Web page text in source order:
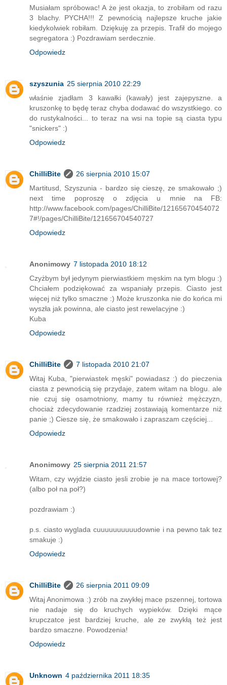
Musiałam spróbowac! A że jest okazja, to zrobiłam od razu
3 blachy. PYCHA!!! Z pewnością najlepsze kruche jakie
kiedykolwiek robiłam. Dziękuję za przepis. Trafił do mojego
segregatora :) Pozdrawiam serdecznie.
Odpowiedz
szyszunia 25 sierpnia 2010 22:29
właśnie zjadłam 3 kawałki (kawały) jest zajepyszne. a
kruszonkę to będę teraz chyba dodawać do wszystkiego. co
do rustykalności... to teraz na wsi na topie są ciasta typu
"snickers" :)
Odpowiedz
ChilliBite
26 sierpnia 2010 15:07
Martitusd, Szyszunia - bardzo się cieszę, ze smakowało ;)
next time poproszę o zdjęcia u mnie na FB:
http://www.facebook.com/pages/ChilliBite/12165670454072
7#!/pages/ChilliBite/121656704540727
Odpowiedz
Anonimowy 7 listopada 2010 18:12
Czyżbym był jedynym pierwiastkiem męskim na tym blogu :)
Chciałem podziękować za wspaniały przepis. Ciasto jest
więcej niż tylko smaczne :) Może kruszonka nie do końca mi
wyszła jak powinna, ale ciasto jest rewelacyjne :)
Kuba
Odpowiedz
ChilliBite
7 listopada 2010 21:07
Witaj Kuba, "pierwiastek męski" powiadasz :) do pieczenia
ciasta z pewnością się przydaje, zatem witam na blogu. ale
nie czuj się osamotniony, mamy tu również mężczyzn,
chociaż zdecydowanie rzadziej zostawiają komentarze niż
panie ;) Ciesze się, że smakowało i zapraszam częściej...
Odpowiedz
Anonimowy 25 sierpnia 2011 21:57
Witam, czy wyjdzie ciasto jesli zrobie je na mace tortowej?
(albo poł na poł?)
pozdrawiam :)
p.s. ciasto wyglada cuuuuuuuuuudownie i na pewno tak tez
smakuje :)
Odpowiedz
ChilliBite
26 sierpnia 2011 09:09
Witaj Anonimowa :) zrób na zwykłej mace pszennej, tortowa
nie nadaje się do kruchych wypieków. Dzięki mące
krupczatce jest bardziej kruche, ale ze zwykłą też jest
bardzo smaczne. Powodzenia!
Odpowiedz
Unknown 4 października 2011 18:35